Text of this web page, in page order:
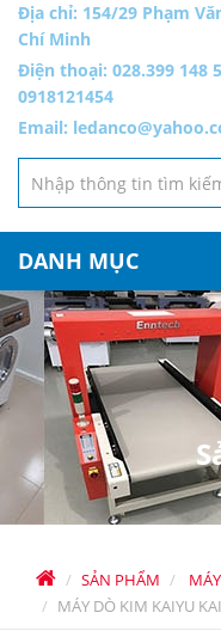
Địa chỉ: 154/29 Phạm
Chí Minh
Điện thoại: 028.399 148
0918121454
Email:
DANH MỤC
SẢN PHẨM
MÁY DÒ KIM KAIYU